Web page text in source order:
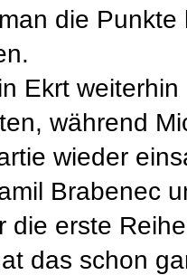
die Punkte
Ekrt
während
wieder
Brabenec
die erste
das schon